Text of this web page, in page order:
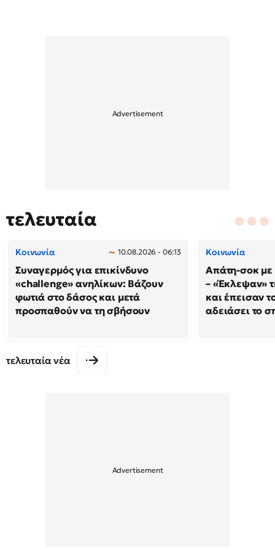
τελευταία
Κοινωνία 10.08.2026 - 06:13
Συναγερμός για επικίνδυνο
«challenge» ανηλίκων: Βάζουν
φωτιά στο δάσος και μετά
προσπαθούν να τη σβήσουν
Κοινωνία
Απάτη-σοκ με
– «Έκλεψαν»
και έπεισαν
αδειάσει το
τελευταία νέα